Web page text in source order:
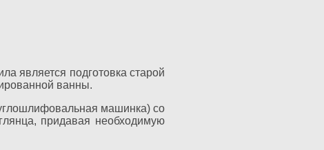
является подготовка старой
ванны.
машинка) со
придавая необходимую